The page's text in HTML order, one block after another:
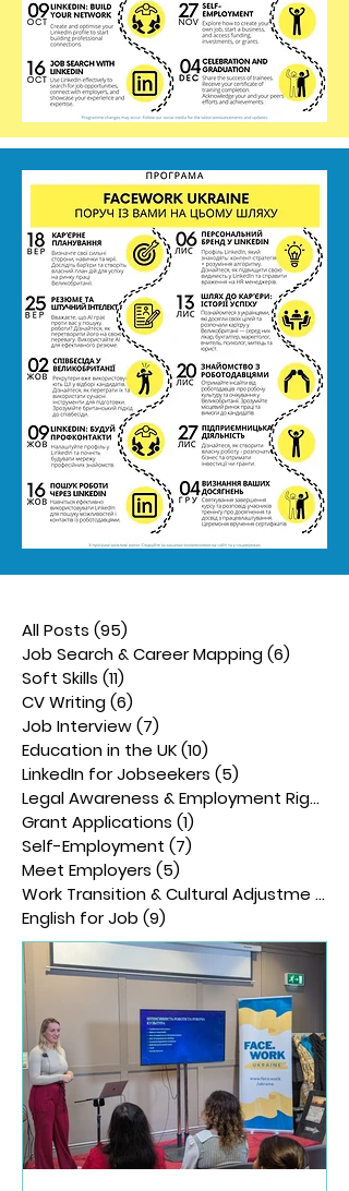
All Posts (95)
Job Search & Career Mapping(6)
Soft Skills (11)
CV Writing(6)
Job Interview(7)
Education in the UK(10)
LinkedIn for Jobseekers (5)
Legal Awareness & Employment Rights
Grant Applications (1)
Self-Employment (7)
Meet Employers (5)
Work Transition & Cultural Adjustme (7)
English for Job (9)